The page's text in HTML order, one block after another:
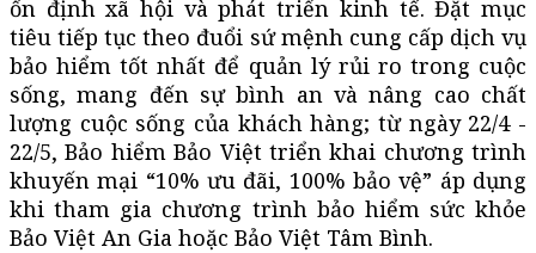
ổn định xã hội và phát triển kinh tế. Đặt mục
tiêu tiếp tục theo đuổi sứ mệnh cung cấp dịch vụ
bảo hiểm tốt nhất để quản lý rủi ro trong cuộc
sống, mang đến sự bình an và nâng cao chất
lượng cuộc sống của khách hàng; từ ngày 22/4 -
22/5, Bảo hiểm Bảo Việt triển khai chương trình
khuyến mại “10% ưu đãi, 100% bảo vệ” áp dụng
khi tham gia chương trình bảo hiểm sức khỏe
Bảo Việt An Gia hoặc Bảo Việt Tâm Bình.